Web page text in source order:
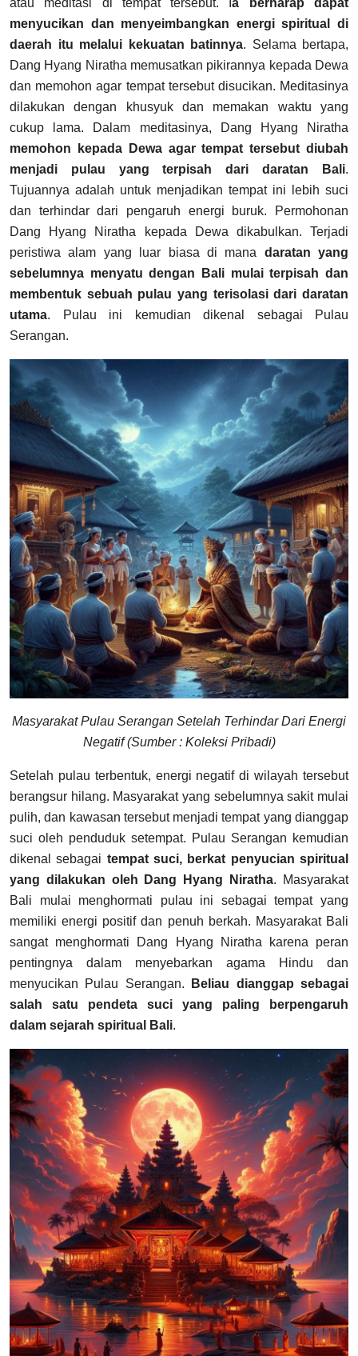
menyucikan dan menyeimbangkan energi spiritual di
daerah itu melalui kekuatan batinnya. Selama bertapa,
Dang Hyang Niratha memusatkan pikirannya kepada Dewa
dan memohon agar tempat tersebut disucikan. Meditasinya
dilakukan dengan khusyuk dan memakan waktu yang
cukup lama. Dalam meditasinya, Dang Hyang Niratha
memohon kepada Dewa agar tempat tersebut diubah
menjadi pulau yang terpisah dari daratan Bali.
Tujuannya adalah untuk menjadikan tempat ini lebih suci
dan terhindar dari pengaruh energi buruk.
Permohonan
Dang Hyang Niratha kepada Dewa dikabulkan. Terjadi
peristiwa alam yang luar biasa di mana daratan yang
sebelumnya menyatu dengan Bali mulai terpisah dan
membentuk sebuah pulau yang terisolasi dari daratan
utama. Pulau ini kemudian dikenal sebagai Pulau
Serangan.
Masyarakat Pulau Serangan Setelah Terhindar Dari Energi
Negatif (Sumber : Koleksi Pribadi)
Setelah pulau terbentuk, energi negatif di wilayah tersebut
berangsur hilang. Masyarakat yang sebelumnya sakit mulai
pulih, dan kawasan tersebut menjadi tempat yang dianggap
suci oleh penduduk setempat. Pulau Serangan kemudian
dikenal sebagai tempat suci, berkat penyucian spiritual
yang dilakukan oleh Dang Hyang Niratha. Masyarakat
Bali mulai menghormati pulau ini sebagai tempat yang
memiliki energi positif dan penuh berkah. Masyarakat Bali
sangat menghormati Dang Hyang Niratha karena peran
pentingnya dalam menyebarkan agama Hindu dan
menyucikan Pulau Serangan.
Beliau dianggap sebagai
salah satu pendeta suci yang paling berpengaruh
dalam sejarah spiritual Bali.